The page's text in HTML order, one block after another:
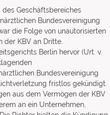
Geschäftsbereiches
Bundesvereinigung
die Folge von unautorisierten
der KBV an Dritte.
Berlin hervor (Urt. v.
Bundesvereinigung
fristlos gekündigt.
aus dem Vermögen der KBV
an ein Unternehmen,